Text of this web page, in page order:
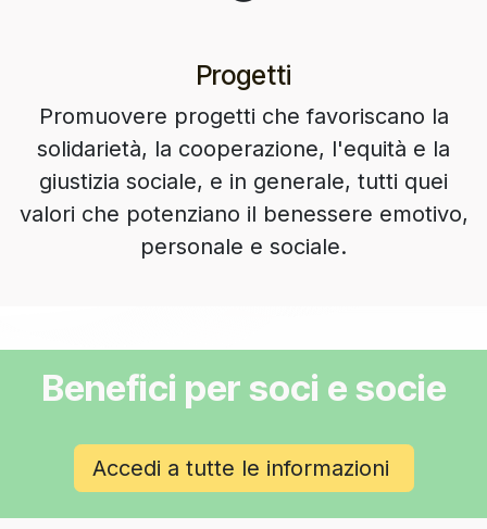
Progetti
Promuovere progetti che favoriscano la
solidarietà, la cooperazione, l'equità e la
giustizia sociale, e in generale, tutti quei
valori che potenziano il benessere emotivo,
personale e sociale.
Benefici per soci e socie
Accedi a tutte le informazioni